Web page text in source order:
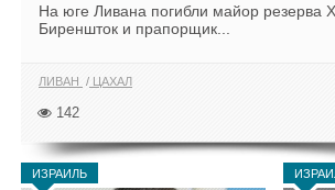
На юге Ливана погибли майор резерва
Биреншток и прапорщик...
ЛИВАН ЦАХАЛ
142
ИЗРАИЛЬ